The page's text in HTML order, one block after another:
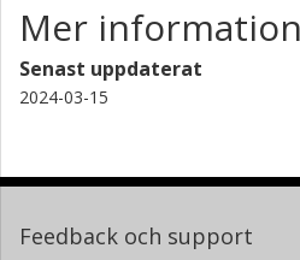
Mer information
Senast uppdaterat
2024-03-15
Feedback och support